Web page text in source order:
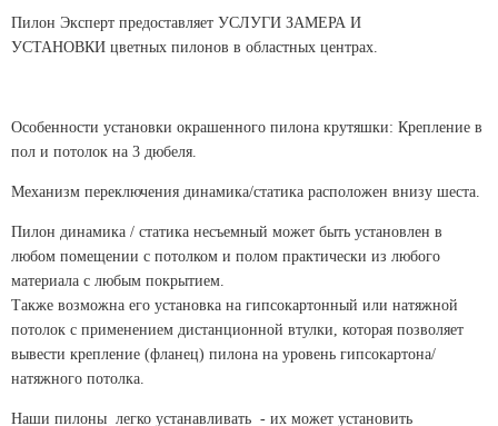
Пилон Эксперт предоставляет УСЛУГИ ЗАМЕРА И
УСТАНОВКИ цветных пилонов в областных центрах.
Особенности установки окрашенного пилона крутяшки: Крепление в
пол и потолок на 3 дюбеля.
Механизм переключения динамика/статика расположен внизу шеста.
Пилон динамика / статика несъемный может быть установлен в
любом помещении с потолком и полом практически из любого
материала с любым покрытием.
Также возможна его установка на гипсокартонный или натяжной
потолок с применением дистанционной втулки, которая позволяет
вывести крепление (фланец) пилона на уровень гипсокартона/
натяжного потолка.
Наши пилоны легко устанавливать - их может установить